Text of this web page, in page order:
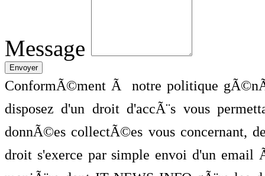
Message
ConformÃ©ment Ã notre politique
disposez d'un droit d'accÃ¨s vous
donnÃ©es collectÃ©es vous concernant,
droit s'exerce par simple envoi d'un